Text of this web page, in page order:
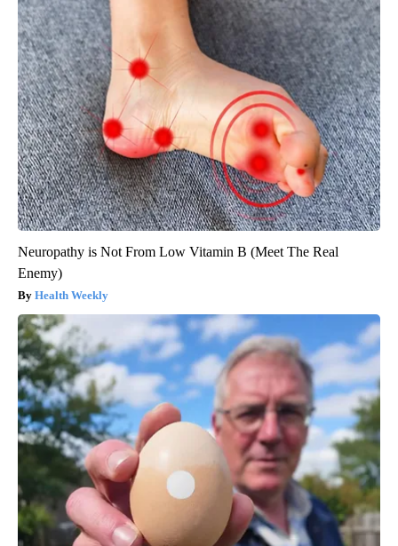
Neuropathy is Not From Low Vitamin B (Meet The Real
Enemy)
Health Weekly